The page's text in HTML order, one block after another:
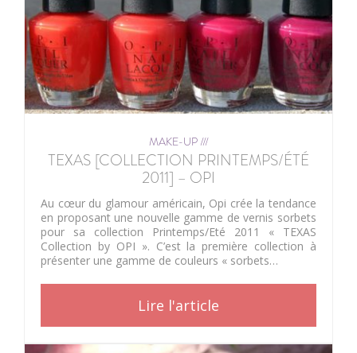
MAKE-UP ///
TEXAS [COLLECTION PRINTEMPS/ÉTÉ
2011] – OPI
Au cœur du glamour américain, Opi crée la tendance
en proposant une nouvelle gamme de vernis sorbets
pour sa collection Printemps/Eté 2011 « TEXAS
Collection by OPI ». C’est la première collection à
présenter une gamme de couleurs « sorbets…
Lire l'article